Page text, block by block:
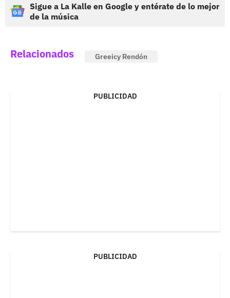
Sigue a La Kalle en Google y entérate de lo mejor
de la música
Relacionados Greeicy Rendón
PUBLICIDAD
PUBLICIDAD